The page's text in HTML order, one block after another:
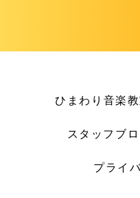
ひまわり音楽教
スタッフブ
プライ